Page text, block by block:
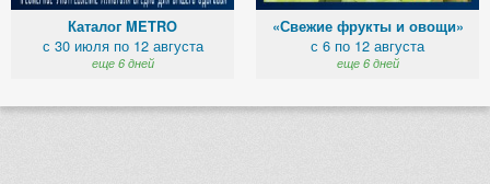
Каталог METRO
с 30 июля по 12 августа
еще 6 дней
«Свежие фрукты и овощи»
с 6 по 12 августа
еще 6 дней